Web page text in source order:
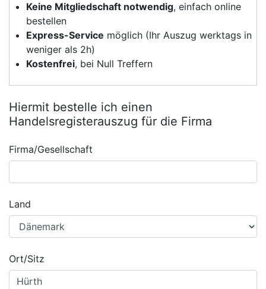
Keine Mitgliedschaft notwendig, einfach online
bestellen
Express-Service möglich (Ihr Auszug werktags in
weniger als 2h)
Kostenfrei, bei Null Treffern
Hiermit bestelle ich einen
Handelsregisterauszug für die Firma
Firma/Gesellschaft
Land
Ort/Sitz